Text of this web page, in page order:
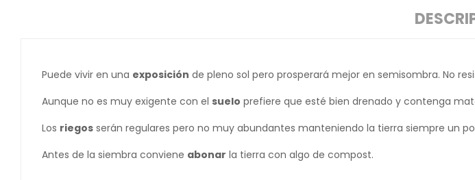
Puede vivir en una exposición de pleno sol pero prosperará mejor en semisombra. No
Aunque no es muy exigente con el suelo prefiere que esté bien drenado y contenga
Los riegos serán regulares pero no muy abundantes manteniendo la tierra siempre un
Antes de la siembra conviene abonar la tierra con algo de compost.